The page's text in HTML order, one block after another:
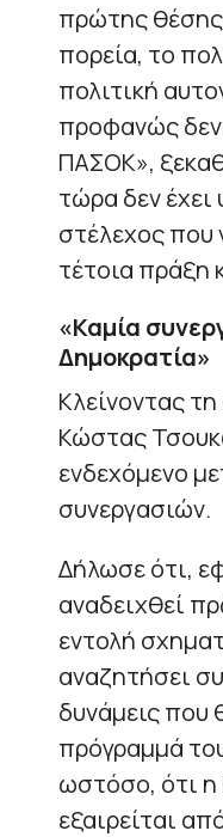
πρώτης
πορεία, το
πολιτική
προφανώς δεν
ΠΑΣΟΚ»,
τώρα δεν έχει
στέλεχος που
τέτοια πράξη
«Καμία
Δημοκρατία»
Κλείνοντας
Κώστας
ενδεχόμενο
συνεργασιών.
Δήλωσε ότι,
αναδειχθεί
εντολή
αναζητήσει
δυνάμεις που
πρόγραμμά
ωστόσο, ότι η
εξαιρείται